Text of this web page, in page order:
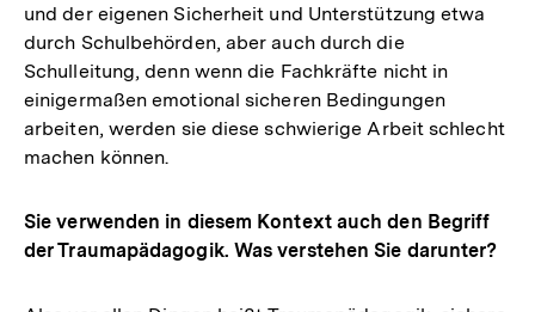
und der eigenen Sicherheit und Unterstützung etwa
durch Schulbehörden, aber auch durch die
Schulleitung, denn wenn die Fachkräfte nicht in
einigermaßen emotional sicheren Bedingungen
arbeiten, werden sie diese schwierige Arbeit schlecht
machen können.
Sie verwenden in diesem Kontext auch den Begriff
der Traumapädagogik. Was verstehen Sie darunter?